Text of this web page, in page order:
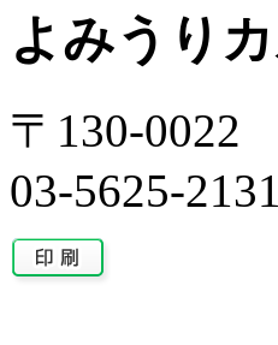
よみうり
〒130-0022
03-5625-2131